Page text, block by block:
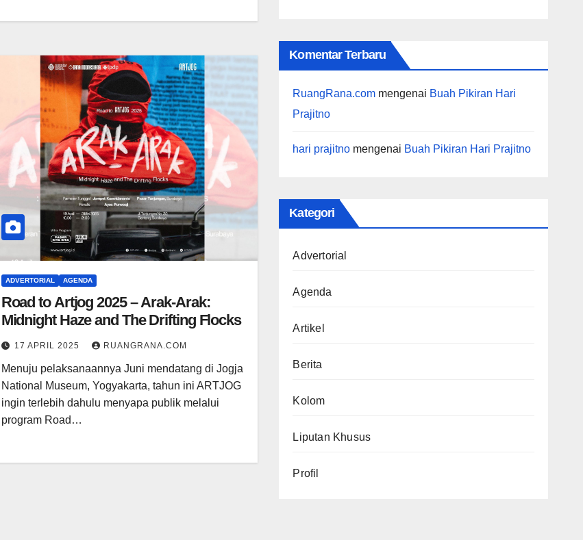
ADVERTORIAL AGENDA
Road to Artjog 2025 – Arak-Arak:
Midnight Haze and The Drifting Flocks
17 APRIL 2025 RUANGRANA.COM
Menuju pelaksanaannya Juni mendatang di Jogja
National Museum, Yogyakarta, tahun ini ARTJOG
ingin terlebih dahulu menyapa publik melalui
program Road…
Komentar Terbaru
RuangRana.com mengenai Buah Pikiran Hari
Prajitno
hari prajitno mengenai Buah Pikiran Hari Prajitno
Kategori
Advertorial
Agenda
Artikel
Berita
Kolom
Liputan Khusus
Profil